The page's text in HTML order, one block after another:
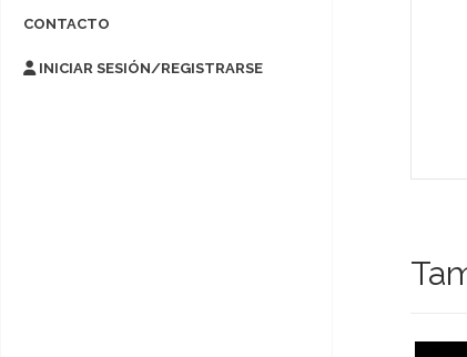
CONTACTO
INICIAR SESIÓN/REGISTRARSE